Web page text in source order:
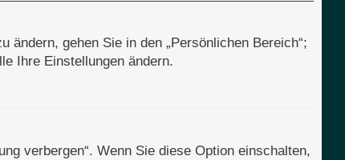
gehen Sie in den „Persönlichen Bereich“;
Ihre Einstellungen ändern.
verbergen“. Wenn Sie diese Option einschalten,